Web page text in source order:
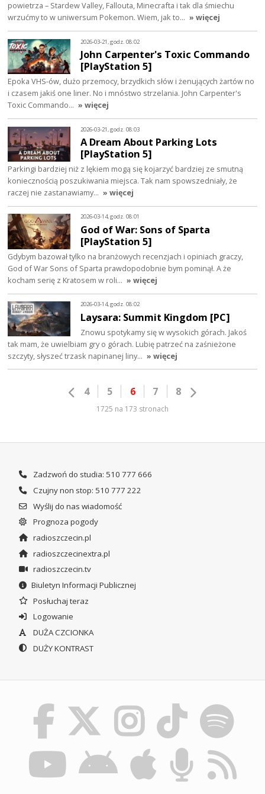
powietrza – Stardew Valley, Fallouta, Minecrafta i tak dla śmiechu
wrzućmy to w uniwersum Pokemon. Wiem, jak to… » więcej
2026-03-21, godz. 08:02
John Carpenter's Toxic Commando
[PlayStation 5]
Epoka VHS-ów, dużo przemocy, brzydkich słów i żenujących żartów no
i czasem jakiś one liner. No i mnóstwo strzelania. John Carpenter's
Toxic Commando… » więcej
2026-03-21, godz. 08:03
A Dream About Parking Lots
[PlayStation 5]
Parkingi bardziej niż z lękiem mogą się kojarzyć bardziej ze smutną
koniecznością poszukiwania miejsca. Tak nam spowszedniały, że
raczej nie zastanawiamy… » więcej
2026-03-14, godz. 08:01
God of War: Sons of Sparta
[PlayStation 5]
Gdybym bazował tylko na branżowych recenzjach i opiniach graczy,
God of War Sons of Sparta prawdopodobnie bym pominął. A że
kocham serię z Kratosem w roli… » więcej
2026-03-14, godz. 08:02
Laysara: Summit Kingdom [PC]
Znowu spotykamy się w wysokich górach. Jakoś
tak mam, że uwielbiam gry o górach. Lubię patrzeć na zaśnieżone
szczyty, słyszeć trzask napinanej liny… » więcej
4 5 6 7 8
1725 na 173 stronach
Zadzwoń do studia: 510 777 666
Czujny non stop: 510 777 222
Wyślij do nas wiadomość
Prognoza pogody
radioszczecin.pl
radioszczecinextra.pl
radioszczecin.tv
Biuletyn Informacji Publicznej
Posłuchaj teraz
Logowanie
DUŻA CZCIONKA
DUŻY KONTRAST